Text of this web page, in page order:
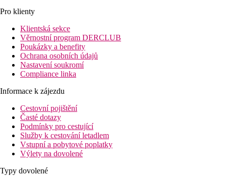
Pro klienty
Klientská sekce
Věrnostní program DERCLUB
Poukázky a benefity
Ochrana osobních údajů
Nastavení soukromí
Compliance linka
Informace k zájezdu
Cestovní pojištění
Časté dotazy
Podmínky pro cestující
Služby k cestování letadlem
Vstupní a pobytové poplatky
Výlety na dovolené
Typy dovolené